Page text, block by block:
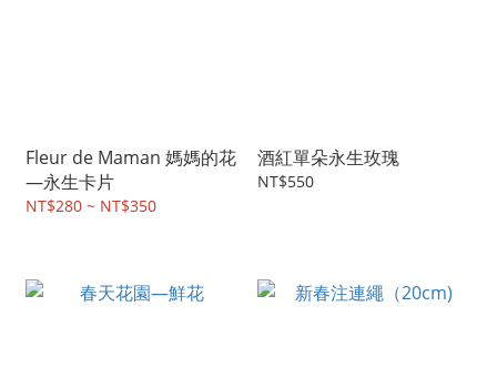
Fleur de Maman 媽媽的花
—永生卡片
NT$280 ~ NT$350
酒紅單朵永生玫瑰
NT$550